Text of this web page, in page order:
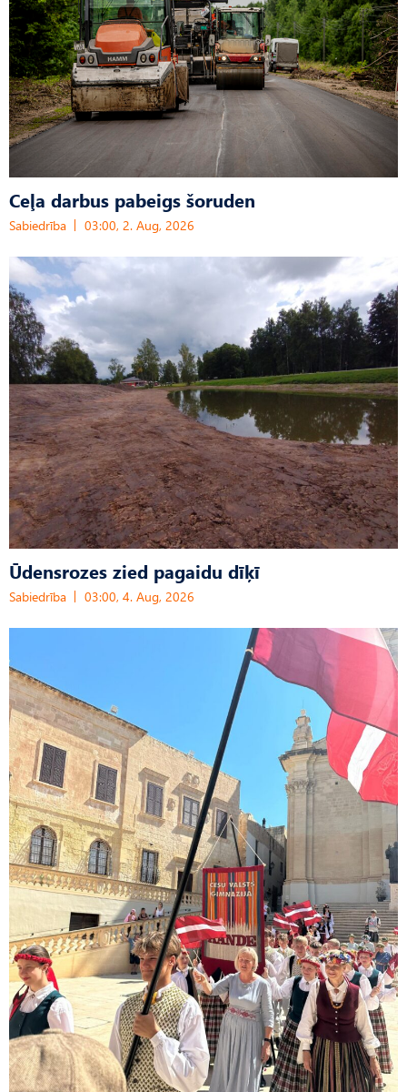
Ceļa darbus pabeigs šoruden
Sabiedrība 03:00, 2. Aug, 2026
Ūdensrozes zied pagaidu dīķī
Sabiedrība 03:00, 4. Aug, 2026